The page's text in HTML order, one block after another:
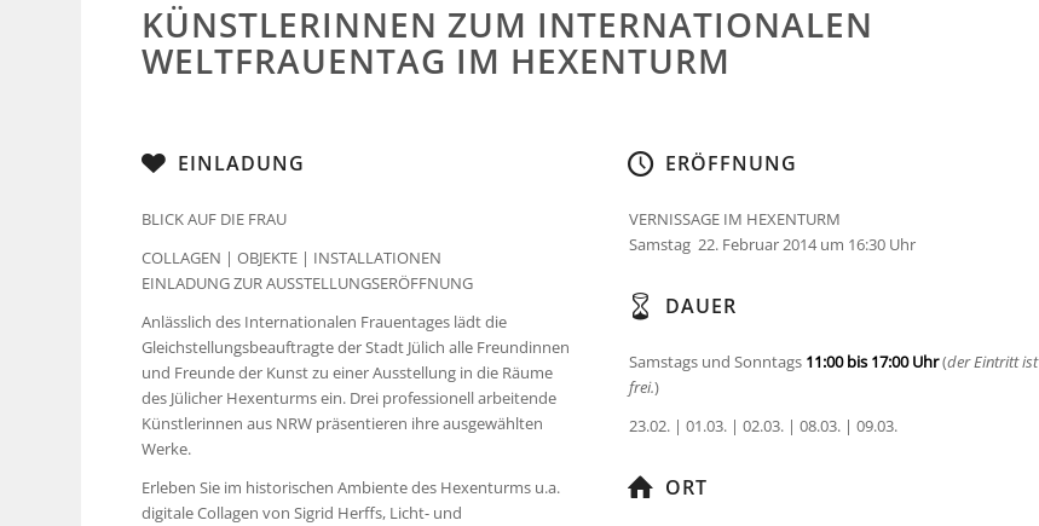
KÜNSTLERINNEN ZUM INTERNATIONALEN
WELTFRAUENTAG IM HEXENTURM
EINLADUNG
BLICK AUF DIE FRAU
COLLAGEN | OBJEKTE | INSTALLATIONEN
EINLADUNG ZUR AUSSTELLUNGSERÖFFNUNG
Anlässlich des Internationalen Frauentages lädt die
Gleichstellungsbeauftragte der Stadt Jülich alle Freundinnen
und Freunde der Kunst zu einer Ausstellung in die Räume
des Jülicher Hexenturms ein. Drei professionell arbeitende
Künstlerinnen aus NRW präsentieren ihre ausgewählten
Werke.
Erleben Sie im historischen Ambiente des Hexenturms u.a.
digitale Collagen von Sigrid Herffs, Licht- und
ERÖFFNUNG
VERNISSAGE IM HEXENTURM
Samstag 22. Februar 2014 um 16:30 Uhr
DAUER
Samstags und Sonntags 11:00 bis 17:00 Uhr(der Eintritt ist
frei.)
23.02. | 01.03. | 02.03. | 08.03. | 09.03.
ORT